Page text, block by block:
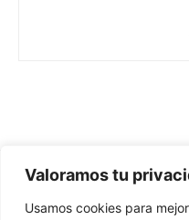
Valoramos tu
Usamos cookies para
Redes Cristianas
Una mirada alternativa sobre la